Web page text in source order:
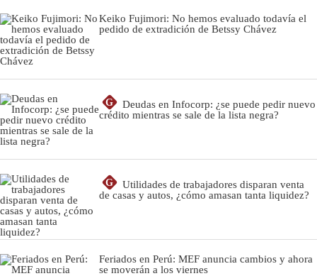
Keiko Fujimori: No hemos evaluado todavía el
pedido de extradición de Betssy Chávez
G
Deudas en Infocorp: ¿se puede pedir nuevo
crédito mientras se sale de la lista negra?
G
Utilidades de trabajadores disparan venta
de casas y autos, ¿cómo amasan tanta liquidez?
Feriados en Perú: MEF anuncia cambios y ahora
se moverán a los viernes